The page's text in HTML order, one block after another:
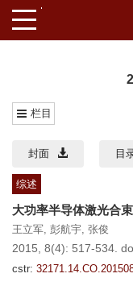
栏目
封面 目
综述
大功率半导体激光合
王立军, 彭航宇, 张俊
2015, 8(4): 517-534.
cstr: